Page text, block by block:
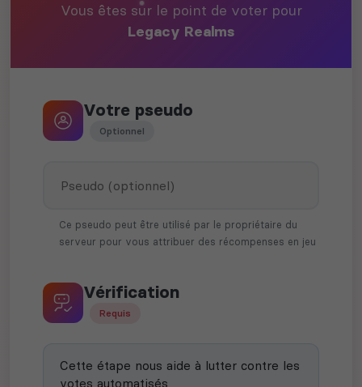
Vous êtes sur le point de voter pour
Legacy Realms
Votre pseudo
Optionnel
Ce pseudo peut être utilisé par le propriétaire du
serveur pour vous attribuer des récompenses en jeu
Vérification
Requis
Cette étape nous aide à lutter contre les
votes automatisés